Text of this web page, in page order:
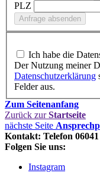
PLZ
Der Nutzung meiner
Datenschutzerklärung
Felder aus.
Zum Seitenanfang
Zurück zurStartseite
nächste Seite
Kontakt: Telefon 06041
Folgen Sie uns:
Instagram